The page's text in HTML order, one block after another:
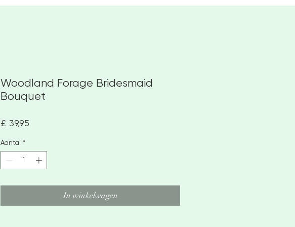
Woodland Forage Bridesmaid
Bouquet
£ 39,95
Aantal *
In winkelwagen